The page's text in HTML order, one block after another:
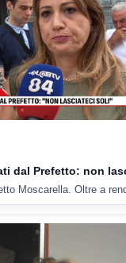
dal Prefetto: non
Moscarella. Oltre a